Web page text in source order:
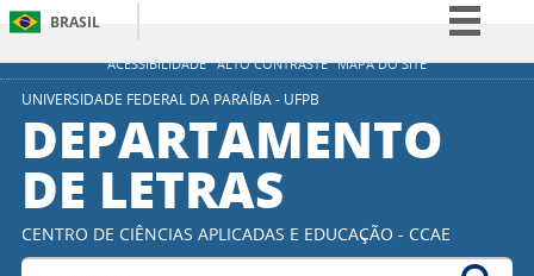
ACESSIBILIDADE ALTO CONTRASTE MAPA DO SITE
BRASIL
Simplifique!
Participe
Canais
UNIVERSIDADE FEDERAL DA PARAÍBA - UFPB
DEPARTAMENTO
DE LETRAS
CENTRO DE CIÊNCIAS APLICADAS E EDUCAÇÃO - CCAE
Buscar no portal